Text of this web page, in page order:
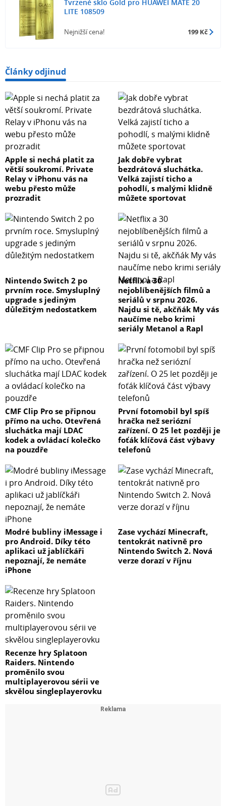
Tvrzené sklo Gold pro HUAWEI MATE 20
LITE 108509
Nejnižší cena! 199 Kč
Články odjinud
Apple si nechá platit za
větší soukromí. Private
Relay v iPhonu vás na
webu přesto může
prozradit
Jak dobře vybrat
bezdrátová sluchátka.
Velká zajistí ticho a
pohodlí, s malými klidně
můžete sportovat
Nintendo Switch 2 po
prvním roce. Smysluplný
upgrade s jediným
důležitým nedostatkem
Netflix a 30
nejoblíbenějších filmů a
seriálů v srpnu 2026.
Najdu si tě, akčňák My vás
naučíme nebo krimi
seriály Metanol a Rapl
CMF Clip Pro se připnou
přímo na ucho. Otevřená
sluchátka mají LDAC
kodek a ovládací kolečko
na pouzdře
První fotomobil byl spíš
hračka než seriózní
zařízení. O 25 let později je
foťák klíčová část výbavy
telefonů
Modré bubliny iMessage i
pro Android. Díky této
aplikaci už jablíčkáři
nepoznají, že nemáte
iPhone
Zase vychází Minecraft,
tentokrát nativně pro
Nintendo Switch 2. Nová
verze dorazí v říjnu
Recenze hry Splatoon
Raiders. Nintendo
proměnilo svou
multiplayerovou sérii ve
skvělou singleplayerovku